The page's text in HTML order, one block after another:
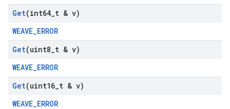
Get(int64 t & v)
WEAVE_ERROR
Get(uint8 t & v)
WEAVE_ERROR
Get(uint16 t & v)
WEAVE_ERROR